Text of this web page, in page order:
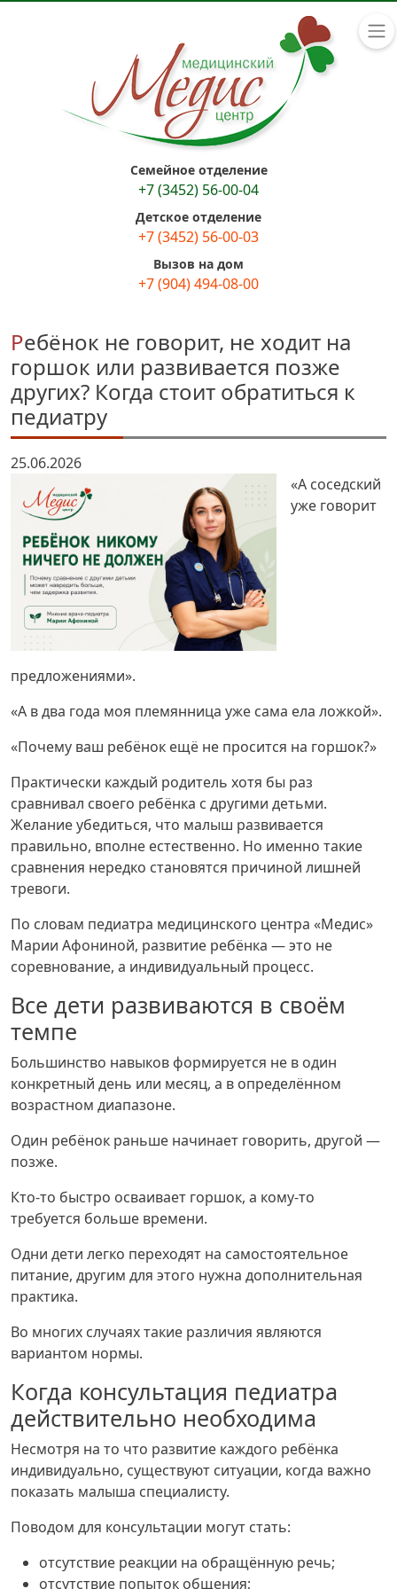
Семейное отделение
+7 (3452) 56-00-04
Детское отделение
+7 (3452) 56-00-03
Вызов на дом
+7 (904) 494-08-00
Ребёнок не говорит, не ходит на
горшок или развивается позже
других? Когда стоит обратиться к
педиатру
25.06.2026
«А соседский
уже говорит
предложениями».
«А в два года моя племянница уже сама ела ложкой».
«Почему ваш ребёнок ещё не просится на горшок?»
Практически каждый родитель хотя бы раз
сравнивал своего ребёнка с другими детьми.
Желание убедиться, что малыш развивается
правильно, вполне естественно. Но именно такие
сравнения нередко становятся причиной лишней
тревоги.
По словам педиатра медицинского центра «Медис»
Марии Афониной, развитие ребёнка — это не
соревнование, а индивидуальный процесс.
Все дети развиваются в своём
темпе
Большинство навыков формируется не в один
конкретный день или месяц, а в определённом
возрастном диапазоне.
Один ребёнок раньше начинает говорить, другой —
позже.
Кто-то быстро осваивает горшок, а кому-то
требуется больше времени.
Одни дети легко переходят на самостоятельное
питание, другим для этого нужна дополнительная
практика.
Во многих случаях такие различия являются
вариантом нормы.
Когда консультация педиатра
действительно необходима
Несмотря на то что развитие каждого ребёнка
индивидуально, существуют ситуации, когда важно
показать малыша специалисту.
Поводом для консультации могут стать:
отсутствие реакции на обращённую речь;
отсутствие попыток общения;